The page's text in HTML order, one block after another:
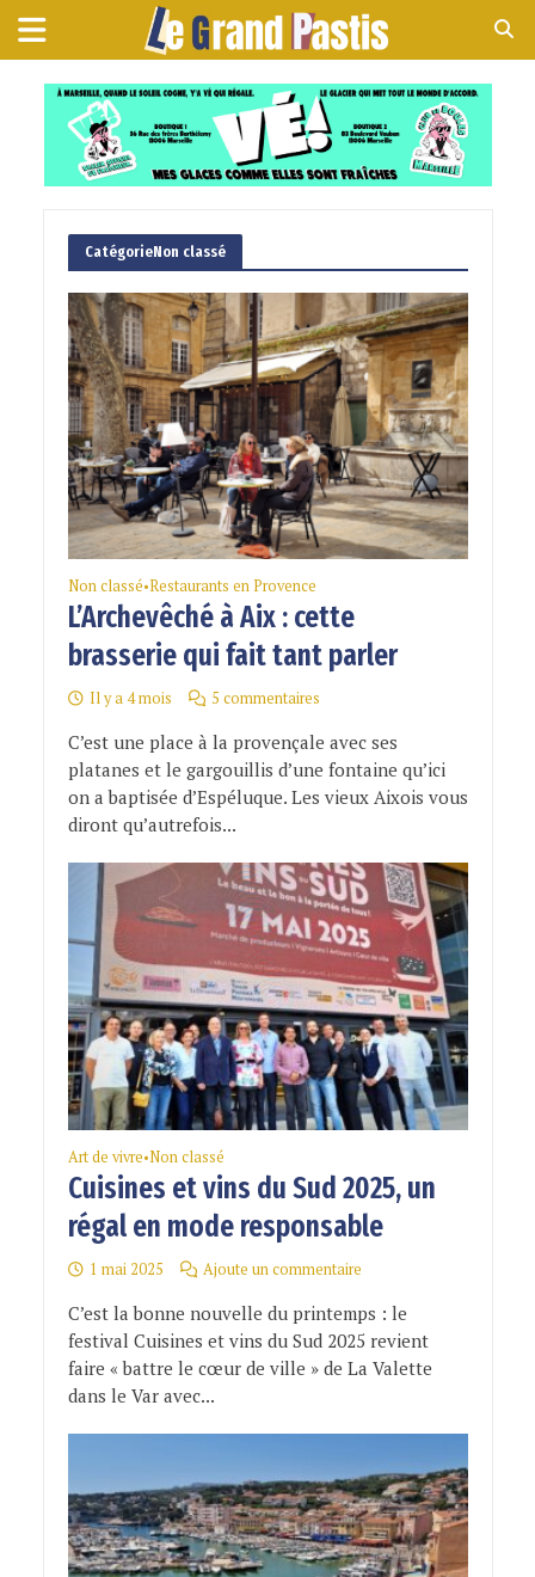
CatégorieNon classé
Non classé•Restaurants en Provence
L’Archevêché à Aix : cette
brasserie qui fait tant parler
Il y a 4 mois 5 commentaires
C’est une place à la provençale avec ses
platanes et le gargouillis d’une fontaine qu’ici
on a baptisée d’Espéluque. Les vieux Aixois vous
diront qu’autrefois...
Art de vivre•Non classé
Cuisines et vins du Sud 2025, un
régal en mode responsable
1 mai 2025 Ajoute un commentaire
C’est la bonne nouvelle du printemps : le
festival Cuisines et vins du Sud 2025 revient
faire « battre le cœur de ville » de La Valette
dans le Var avec...